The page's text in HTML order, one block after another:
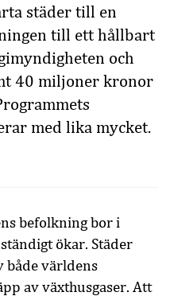
städer till en
till ett hållbart
och
40 miljoner kronor
med lika mycket.
befolkning bor i
ökar. Städer
både världens
av växthusgaser. Att